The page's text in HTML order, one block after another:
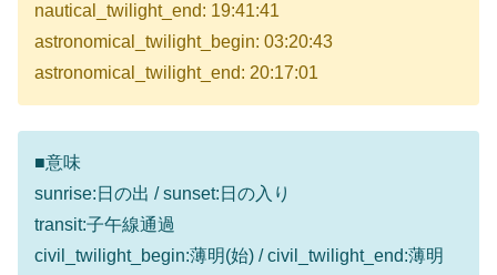
nautical_twilight_end: 19:41:41
astronomical_twilight_begin: 03:20:43
astronomical_twilight_end: 20:17:01
■意味
sunrise:日の出 / sunset:日の入り
transit:子午線通過
civil_twilight_begin:薄明(始) / civil_twilight_end:薄明